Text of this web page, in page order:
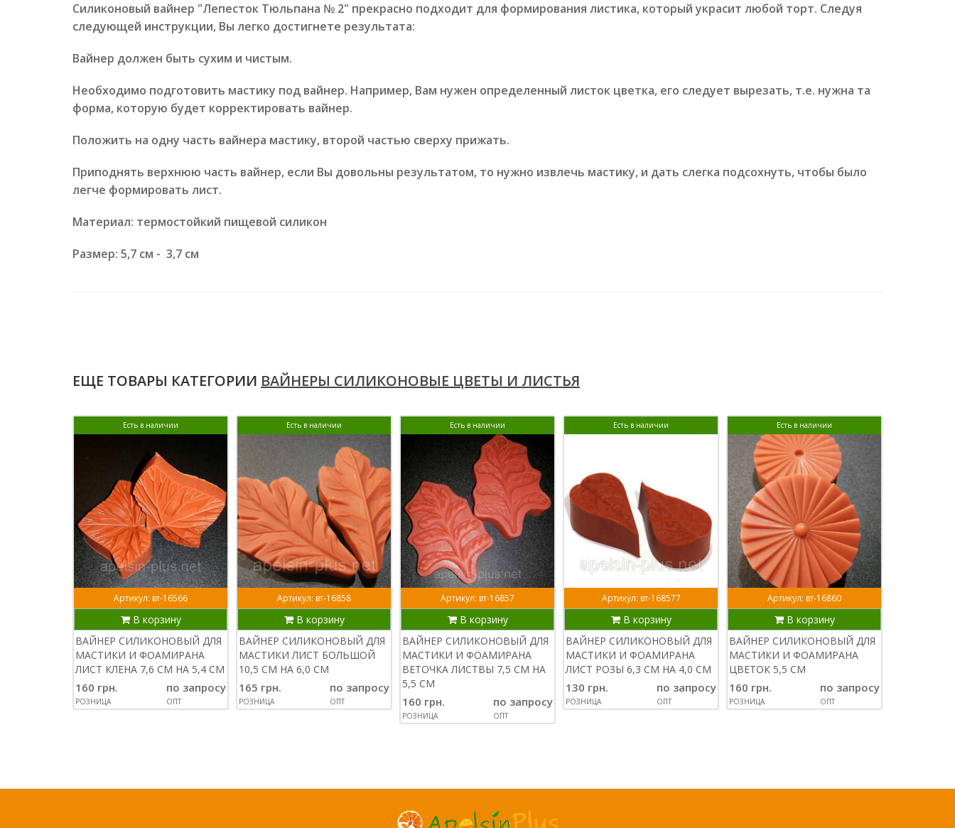
Силиконовый вайнер "Лепесток Тюльпана № 2" прекрасно подходит для формирования листика, который украсит любой торт. Следуя
следующей инструкции, Вы легко достигнете результата:
Вайнер должен быть сухим и чистым.
Необходимо подготовить мастику под вайнер. Например, Вам нужен определенный листок цветка, его следует вырезать, т.е. нужна та
форма, которую будет корректировать вайнер.
Положить на одну часть вайнера мастику, второй частью сверху прижать.
Приподнять верхнюю часть вайнер, если Вы довольны результатом, то нужно извлечь мастику, и дать слегка подсохнуть, чтобы было
легче формировать лист.
Материал: термостойкий пищевой силикон
Размер: 5,7 см - 3,7 см
ЕЩЕ ТОВАРЫ КАТЕГОРИИ ВАЙНЕРЫ СИЛИКОНОВЫЕ ЦВЕТЫ И ЛИСТЬЯ
Есть в наличии
Артикул: вт-16566
В корзину
ВАЙНЕР СИЛИКОНОВЫЙ ДЛЯ
МАСТИКИ И ФОАМИРАНА
ЛИСТ КЛЕНА 7,6 СМ НА 5,4 СМ
160 грн.
РОЗНИЦА
по запросу
ОПТ
Есть в наличии
Артикул: вт-16858
В корзину
ВАЙНЕР СИЛИКОНОВЫЙ ДЛЯ
МАСТИКИ ЛИСТ БОЛЬШОЙ
10,5 СМ НА 6,0 СМ
165 грн.
РОЗНИЦА
по запросу
ОПТ
Есть в наличии
Артикул: вт-16857
В корзину
ВАЙНЕР СИЛИКОНОВЫЙ ДЛЯ
МАСТИКИ И ФОАМИРАНА
ВЕТОЧКА ЛИСТВЫ 7,5 СМ НА
5,5 СМ
160 грн.
РОЗНИЦА
по запросу
ОПТ
Есть в наличии
Артикул: вт-168577
В корзину
ВАЙНЕР СИЛИКОНОВЫЙ ДЛЯ
МАСТИКИ И ФОАМИРАНА
ЛИСТ РОЗЫ 6,3 СМ НА 4,0 СМ
130 грн.
РОЗНИЦА
по запросу
ОПТ
Есть в наличии
Артикул: вт-16860
В корзину
ВАЙНЕР СИЛИКОНОВЫЙ ДЛЯ
МАСТИКИ И ФОАМИРАНА
ЦВЕТОК 5,5 СМ
160 грн.
РОЗНИЦА
по запросу
ОПТ